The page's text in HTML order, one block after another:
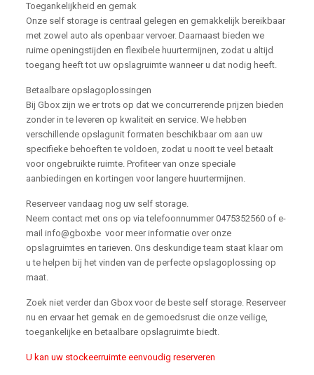
Toegankelijkheid en gemak
Onze self storage is centraal gelegen en gemakkelijk bereikbaar
met zowel auto als openbaar vervoer. Daarnaast bieden we
ruime openingstijden en flexibele huurtermijnen, zodat u altijd
toegang heeft tot uw opslagruimte wanneer u dat nodig heeft.
Betaalbare opslagoplossingen
Bij Gbox zijn we er trots op dat we concurrerende prijzen bieden
zonder in te leveren op kwaliteit en service. We hebben
verschillende opslagunit formaten beschikbaar om aan uw
specifieke behoeften te voldoen, zodat u nooit te veel betaalt
voor ongebruikte ruimte. Profiteer van onze speciale
aanbiedingen en kortingen voor langere huurtermijnen.
Reserveer vandaag nog uw self storage.
Neem contact met ons op via telefoonnummer 0475352560 of e-
mail info@gboxbe voor meer informatie over onze
opslagruimtes en tarieven. Ons deskundige team staat klaar om
u te helpen bij het vinden van de perfecte opslagoplossing op
maat.
Zoek niet verder dan Gbox voor de beste self storage. Reserveer
nu en ervaar het gemak en de gemoedsrust die onze veilige,
toegankelijke en betaalbare opslagruimte biedt.
U kan uw stockeerruimte eenvoudig reserveren